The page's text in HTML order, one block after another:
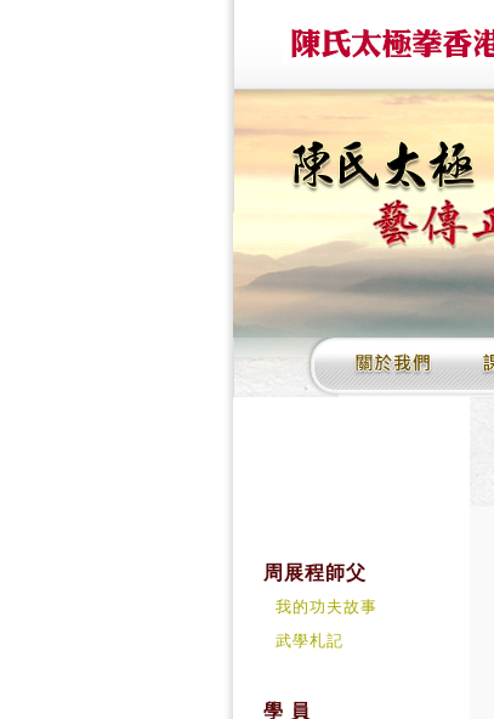
周展程師父
我的功夫故事
武學札記
學 員